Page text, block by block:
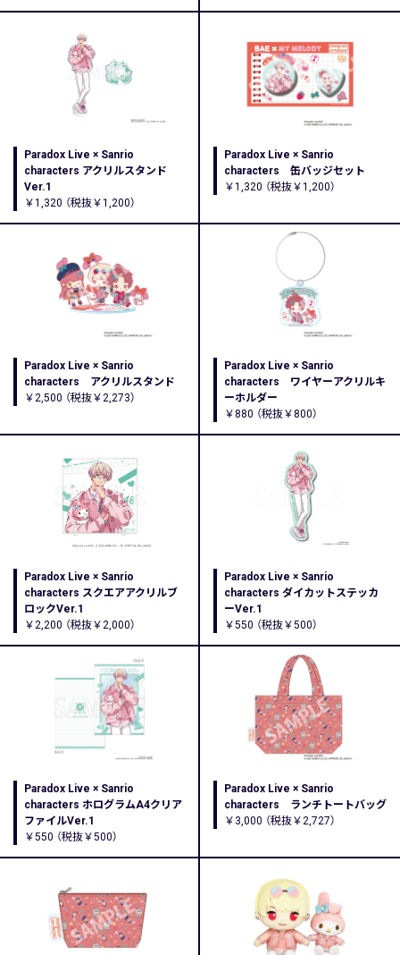
Paradox Live × Sanrio
characters アクリルスタンド
Ver.1
￥1,320 （税抜￥1,200）
Paradox Live × Sanrio
characters 缶バッジセット
￥1,320 （税抜￥1,200）
Paradox Live × Sanrio
characters アクリルスタンド
￥2,500 （税抜￥2,273）
Paradox Live × Sanrio
characters ワイヤーアクリルキ
ーホルダー
￥880 （税抜￥800）
Paradox Live × Sanrio
characters スクエアアクリルブ
ロックVer.1
￥2,200 （税抜￥2,000）
Paradox Live × Sanrio
characters ダイカットステッカ
ーVer.1
￥550 （税抜￥500）
Paradox Live × Sanrio
characters ホログラムA4クリア
ファイルVer.1
￥550 （税抜￥500）
Paradox Live × Sanrio
characters ランチトートバッグ
￥3,000 （税抜￥2,727）